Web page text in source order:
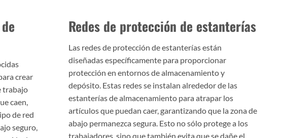
crear
trabajo
caen,
de red
seguro,
Redes de protección de estanterías
Las redes de protección de estanterías están
diseñadas específicamente para proporcionar
protección en entornos de almacenamiento y
depósito. Estas redes se instalan alrededor de las
estanterías de almacenamiento para atrapar los
artículos que puedan caer, garantizando que la zona de
abajo permanezca segura. Esto no sólo protege a los
trabajadores, sino que también evita que se dañe el